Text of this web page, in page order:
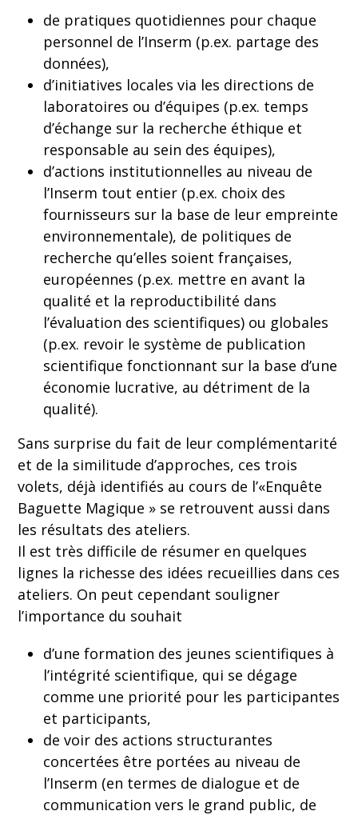
de pratiques quotidiennes pour chaque
personnel de l’Inserm (p.ex. partage des
données),
d’initiatives locales via les directions de
laboratoires ou d’équipes (p.ex. temps
d’échange sur la recherche éthique et
responsable au sein des équipes),
d’actions institutionnelles au niveau de
l’Inserm tout entier (p.ex. choix des
fournisseurs sur la base de leur empreinte
environnementale), de politiques de
recherche qu’elles soient françaises,
européennes (p.ex. mettre en avant la
qualité et la reproductibilité dans
l’évaluation des scientifiques) ou globales
(p.ex. revoir le système de publication
scientifique fonctionnant sur la base d’une
économie lucrative, au détriment de la
qualité).
Sans surprise du fait de leur complémentarité
et de la similitude d’approches, ces trois
volets, déjà identifiés au cours de l’«Enquête
Baguette Magique » se retrouvent aussi dans
les résultats des ateliers.
Il est très difficile de résumer en quelques
lignes la richesse des idées recueillies dans ces
ateliers. On peut cependant souligner
l’importance du souhait
d’une formation des jeunes scientifiques à
l’intégrité scientifique, qui se dégage
comme une priorité pour les participantes
et participants,
de voir des actions structurantes
concertées être portées au niveau de
l’Inserm (en termes de dialogue et de
communication vers le grand public, de